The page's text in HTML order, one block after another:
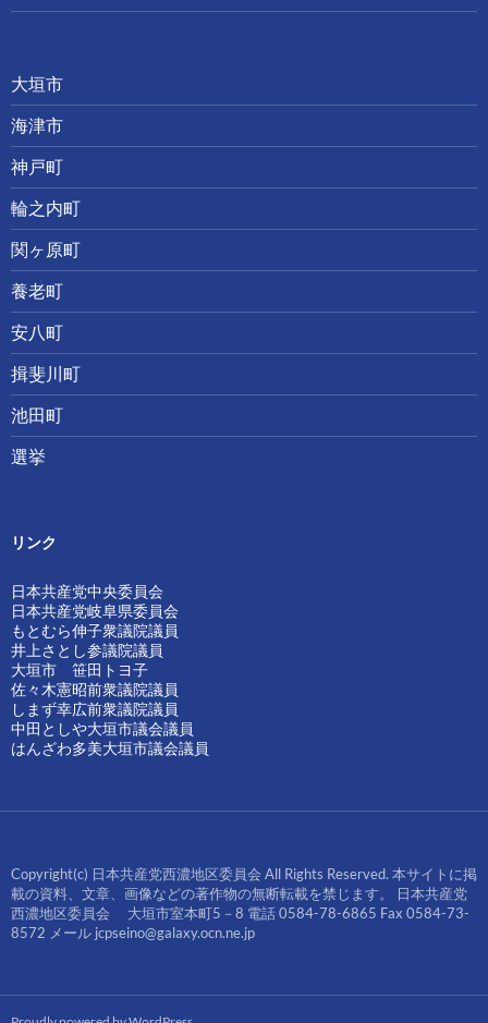
大垣市
海津市
神戸町
輪之内町
関ヶ原町
養老町
安八町
揖斐川町
池田町
選挙
リンク
日本共産党中央委員会
日本共産党岐阜県委員会
もとむら伸子衆議院議員
井上さとし参議院議員
大垣市 笹田トヨ子
佐々木憲昭前衆議院議員
しまず幸広前衆議院議員
中田としや大垣市議会議員
はんざわ多美大垣市議会議員
Copyright(c) 日本共産党西濃地区委員会 All Rights Reserved. 本サイトに掲
載の資料、文章、画像などの著作物の無断転載を禁じます。 日本共産党
西濃地区委員会 大垣市室本町5－8 電話 0584-78-6865 Fax 0584-73-
8572 メール jcpseino@galaxy.ocn.ne.jp